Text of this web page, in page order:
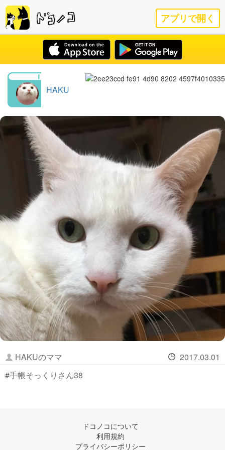
アプリで開く
HAKU
HAKUのママ
2017.03.01
#手帳そっくりさん38
ドコノコについて
利用規約
プライバシーポリシー